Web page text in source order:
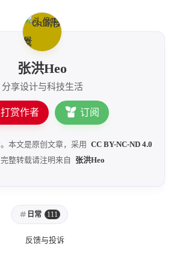
张洪Heo
分享设计与科技生活
打赏作者 订阅
本文是原创文章，采用 CC BY-NC-ND 4.0
整转载请注明来自
张洪Heo
日常 111
反馈与投诉